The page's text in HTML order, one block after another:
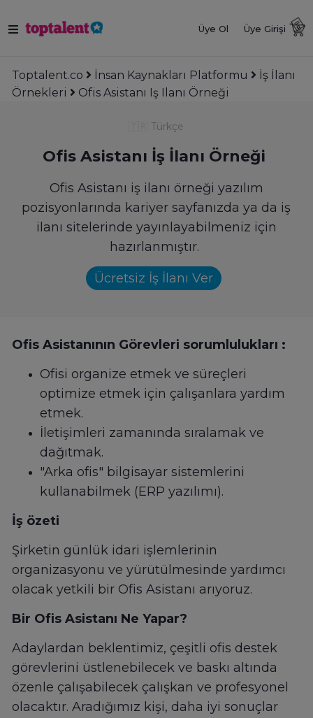
Üye Ol Üye Girişi
Toptalent.co İnsan Kaynakları Platformu
İş İlanı
Örnekleri
Ofis Asistanı Iş Ilanı Örneği
Türkçe
Ofis Asistanı İş İlanı Örneği
Ofis Asistanı iş ilanı örneği yazılım
pozisyonlarında kariyer sayfanızda ya da iş
ilanı sitelerinde yayınlayabilmeniz için
hazırlanmıştır.
Ücretsiz İş İlanı Ver
Ofis Asistanının Görevleri sorumlulukları :
Ofisi organize etmek ve süreçleri
optimize etmek için çalışanlara yardım
etmek.
İletişimleri zamanında sıralamak ve
dağıtmak.
"Arka ofis" bilgisayar sistemlerini
kullanabilmek (ERP yazılımı).
İş özeti
Şirketin günlük idari işlemlerinin
organizasyonu ve yürütülmesinde yardımcı
olacak yetkili bir Ofis Asistanı arıyoruz.
Bir Ofis Asistanı Ne Yapar?
Adaylardan beklentimiz, çeşitli ofis destek
görevlerini üstlenebilecek ve baskı altında
özenle çalışabilecek çalışkan ve profesyonel
olacaktır. Aradığımız kişi, daha iyi sonuçlar